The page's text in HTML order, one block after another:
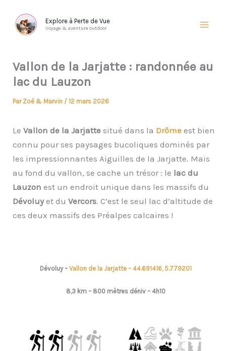
contenu
Explore à Perte de Vue
Voyage & aventure outdoor
Vallon de la Jarjatte : randonnée au
lac du Lauzon
Par Zoé & Marvin / 12 mars 2026
Le Vallon de la Jarjatte situé dans la Drôme est bien
connu pour ses paysages bucoliques dominés par
les impressionnantes Aiguilles de la Jarjatte. Mais
au fond du vallon, se cache un trésor : le lac du
Lauzon est un endroit unique dans les massifs du
Dévoluyet du Vercors. C’est le seul lac d’altitude de
ces deux massifs des Préalpes calcaires !
Dévoluy – Vallon de la Jarjatte – 44.691416, 5.779201
8,3 km – 800 mètres déniv – 4h10